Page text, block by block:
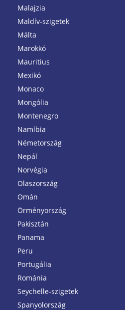
Malajzia
Maldív-szigetek
Málta
Marokkó
Mauritius
Mexikó
Monaco
Mongólia
Montenegro
Namíbia
Németország
Nepál
Norvégia
Olaszország
Omán
Örményország
Pakisztán
Panama
Peru
Portugália
Románia
Seychelle-szigetek
Spanyolország